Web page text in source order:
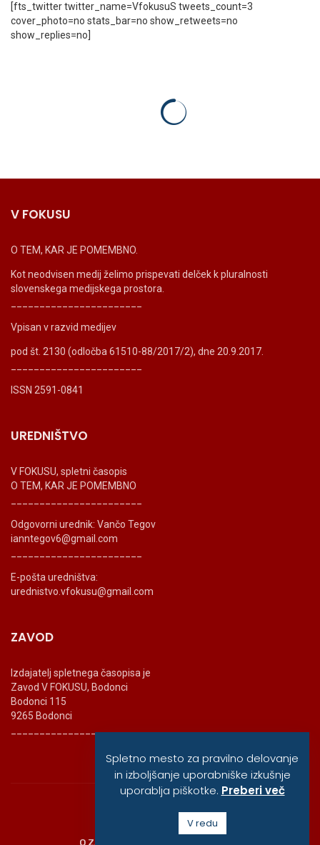
[fts_twitter twitter_name=VfokusuS tweets_count=3
cover_photo=no stats_bar=no show_retweets=no
show_replies=no]
V FOKUSU
O TEM, KAR JE POMEMBNO.
Kot neodvisen medij želimo prispevati delček k pluralnosti
slovenskega medijskega prostora.
Vpisan v razvid medijev
pod št. 2130 (odločba 61510-88/2017/2), dne 20.9.2017.
ISSN 2591-0841
UREDNIŠTVO
V FOKUSU, spletni časopis
O TEM, KAR JE POMEMBNO
Odgovorni urednik: Vančo Tegov
ianntegov6@gmail.com
E-pošta uredništva:
urednistvo.vfokusu@gmail.com
ZAVOD
Izdajatelj spletnega časopisa je
Zavod V FOKUSU, Bodonci
Bodonci 115
9265 Bodonci
_______________________
© vfokusu, 2020
O ZAVODU
Spletno mesto za pravilno delovanje
in izboljšanje uporabniške izkušnje
uporablja piškotke. Preberi več
V redu